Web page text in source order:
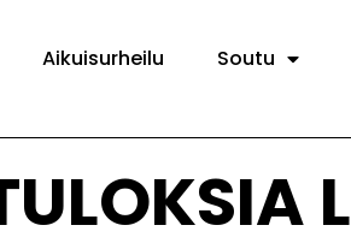
Aikuisurheilu Soutu